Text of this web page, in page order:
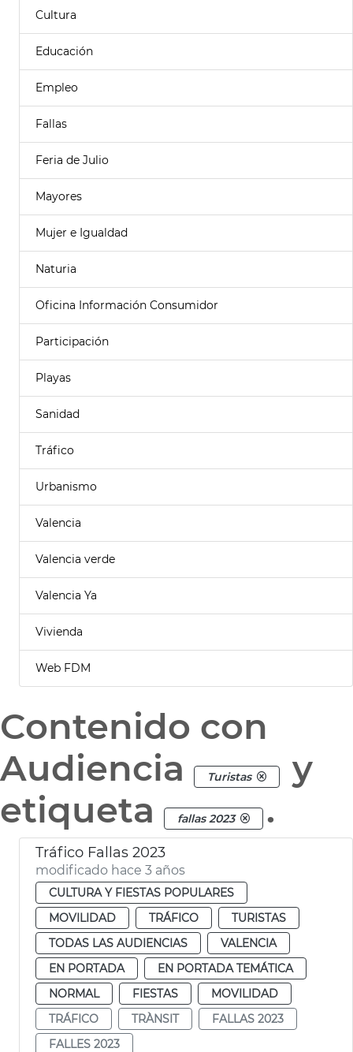
Cultura
Educación
Empleo
Fallas
Feria de Julio
Mayores
Mujer e Igualdad
Naturia
Oficina Información Consumidor
Participación
Playas
Sanidad
Tráfico
Urbanismo
Valencia
Valencia verde
Valencia Ya
Vivienda
Web FDM
Contenido con
Audiencia
Turistas
y
etiqueta
fallas 2023 .
Tráfico Fallas 2023
modificado hace 3 años
CULTURA Y FIESTAS POPULARES
MOVILIDAD
TRÁFICO
TURISTAS
TODAS LAS AUDIENCIAS
VALENCIA
EN PORTADA
EN PORTADA TEMÁTICA
NORMAL
FIESTAS
MOVILIDAD
TRÁFICO
TRÀNSIT
FALLAS 2023
FALLES 2023